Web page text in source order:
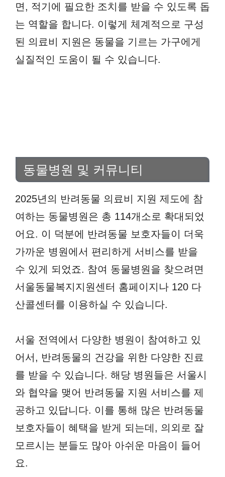
면, 적기에 필요한 조치를 받을 수 있도록 돕
는 역할을 합니다. 이렇게 체계적으로 구성
된 의료비 지원은 동물을 기르는 가구에게
실질적인 도움이 될 수 있습니다.
동물병원 및 커뮤니티
2025년의 반려동물 의료비 지원 제도에 참
여하는 동물병원은 총 114개소로 확대되었
어요. 이 덕분에 반려동물 보호자들이 더욱
가까운 병원에서 편리하게 서비스를 받을
수 있게 되었죠. 참여 동물병원을 찾으려면
서울동물복지지원센터 홈페이지나 120 다
산콜센터를 이용하실 수 있습니다.
서울 전역에서 다양한 병원이 참여하고 있
어서, 반려동물의 건강을 위한 다양한 진료
를 받을 수 있습니다. 해당 병원들은 서울시
와 협약을 맺어 반려동물 지원 서비스를 제
공하고 있답니다. 이를 통해 많은 반려동물
보호자들이 혜택을 받게 되는데, 의외로 잘
모르시는 분들도 많아 아쉬운 마음이 들어
요.